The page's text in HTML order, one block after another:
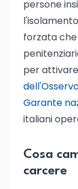
persone
forzata
per
Garante
italiani
Cosa
carcere